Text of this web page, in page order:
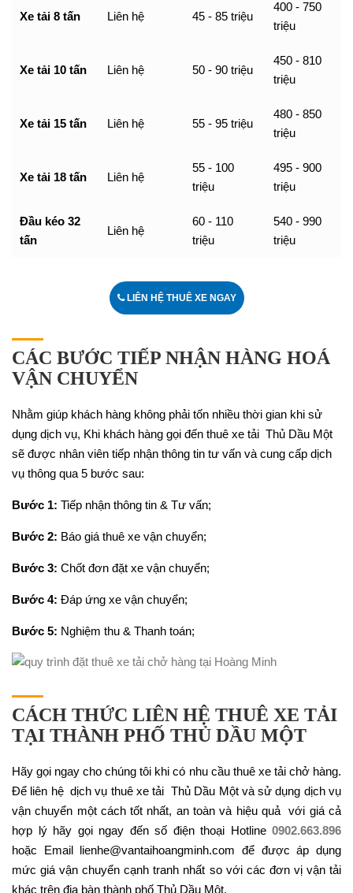
Xe tải 8 tấn Liên hệ 45 - 85 triệu
400 - 750
triệu
Xe tải 10 tấn Liên hệ 50 - 90 triệu
450 - 810
triệu
Xe tải 15 tấn Liên hệ 55 - 95 triệu
480 - 850
triệu
Xe tải 18 tấn Liên hệ
55 - 100
triệu
495 - 900
triệu
Đầu kéo 32
tấn
Liên hệ
60 - 110
triệu
540 - 990
triệu
LIÊN HỆ THUÊ XE NGAY
CÁC BƯỚC TIẾP NHẬN HÀNG HOÁ
VẬN CHUYỂN
Nhằm giúp khách hàng không phải tốn nhiều thời gian khi sử
dụng dịch vụ, Khi khách hàng gọi đến thuê xe tải Thủ Dầu Một
sẽ được nhân viên tiếp nhận thông tin tư vấn và cung cấp dịch
vụ thông qua 5 bước sau:
Bước 1: Tiếp nhận thông tin & Tư vấn;
Bước 2: Báo giá thuê xe vận chuyển;
Bước 3: Chốt đơn đặt xe vận chuyển;
Bước 4: Đáp ứng xe vận chuyển;
Bước 5: Nghiệm thu & Thanh toán;
CÁCH THỨC LIÊN HỆ THUÊ XE TẢI
TẠI THÀNH PHỐ THỦ DẦU MỘT
Hãy gọi ngay cho chúng tôi khi có nhu cầu thuê xe tải chở hàng.
Để liên hệ dịch vụ thuê xe tải Thủ Dầu Một và sử dụng dịch vụ
vận chuyển một cách tốt nhất, an toàn và hiệu quả với giá cả
hợp lý hãy gọi ngay đến số điện thoại Hotline 0902.663.896
hoặc Email lienhe@vantaihoangminh.com để được áp dụng
mức giá vận chuyển cạnh tranh nhất so với các đơn vị vận tải
khác trên địa bàn thành phố Thủ Dầu Một.